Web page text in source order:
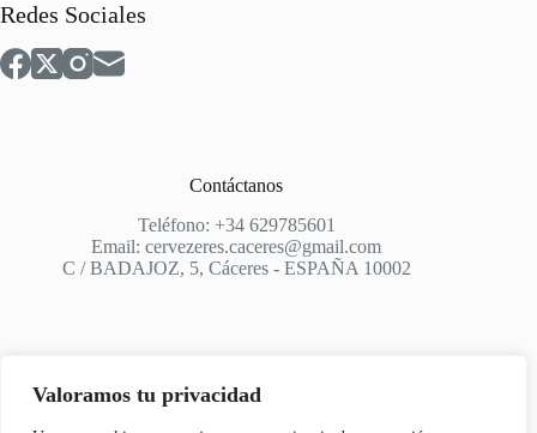
Valoramos tu privacidad
Redes Sociales
Contáctanos
Teléfono: +34 629785601
Email: cervezeres.caceres@gmail.com
C / BADAJOZ, 5, Cáceres - ESPAÑA 10002
Apoyo